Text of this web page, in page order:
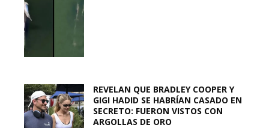
REVELAN QUE BRADLEY COOPER Y
GIGI HADID SE HABRÍAN CASADO EN
SECRETO: FUERON VISTOS CON
ARGOLLAS DE ORO